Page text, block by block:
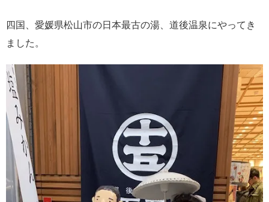
四国、愛媛県松山市の日本最古の湯、道後温泉にやってき
ました。